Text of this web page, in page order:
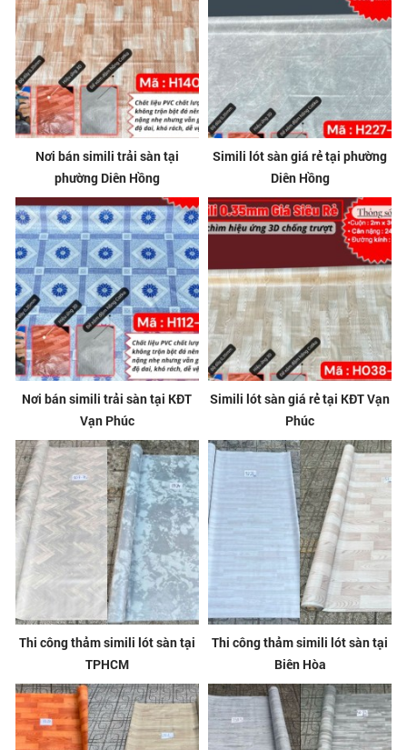
Nơi bán simili trải sàn tại
phường Diên Hồng
Simili lót sàn giá rẻ tại phường
Diên Hồng
Nơi bán simili trải sàn tại KĐT
Vạn Phúc
Simili lót sàn giá rẻ tại KĐT Vạn
Phúc
Thi công thảm simili lót sàn tại
TPHCM
Thi công thảm simili lót sàn tại
Biên Hòa